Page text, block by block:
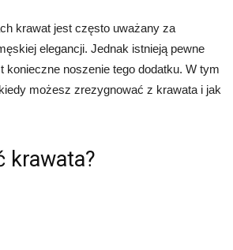
krawat jest często uważany za
elegancji. Jednak istnieją pewne
konieczne noszenie tego dodatku. W tym
możesz zrezygnować z krawata i jak
krawata?